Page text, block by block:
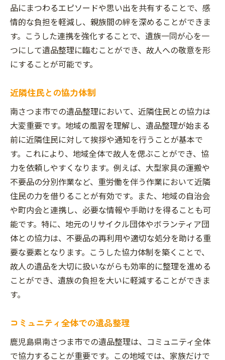
品にまつわるエピソードや思い出を共有することで、感
情的な負担を軽減し、親族間の絆を深めることができま
す。こうした連携を強化することで、遺族一同が心を一
つにして遺品整理に臨むことができ、故人への敬意を形
にすることが可能です。
近隣住民との協力体制
南さつま市での遺品整理において、近隣住民との協力は
大変重要です。地域の風習を理解し、遺品整理が始まる
前に近隣住民に対して挨拶や通知を行うことが基本で
す。これにより、地域全体で故人を偲ぶことができ、協
力を依頼しやすくなります。例えば、大型家具の運搬や
不要品の分別作業など、重労働を伴う作業において近隣
住民の力を借りることが有効です。また、地域の自治会
や町内会と連携し、必要な情報や手助けを得ることも可
能です。特に、地元のリサイクル団体やボランティア団
体との協力は、不要品の再利用や適切な処分を助ける重
要な要素となります。こうした協力体制を築くことで、
故人の遺品を大切に扱いながらも効率的に整理を進める
ことができ、遺族の負担を大いに軽減することができま
す。
コミュニティ全体での遺品整理
鹿児島県南さつま市での遺品整理は、コミュニティ全体
で協力することが重要です。この地域では、家族だけで